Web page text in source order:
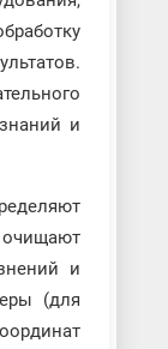
и
и
(для